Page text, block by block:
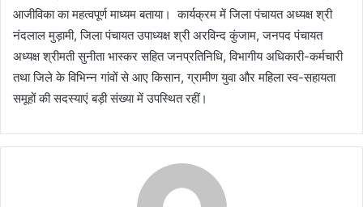
आजीविका का महत्वपूर्ण माध्यम बताया। कार्यक्रम में जिला पंचायत अध्यक्ष श्री
नंदलाल मुड़ामी, जिला पंचायत उपाध्यक्ष श्री अरविन्द कुंजाम, जनपद पंचायत
अध्यक्ष श्रीमती सुनीता भास्कर सहित जनप्रतिनिधि, विभागीय अधिकारी-कर्मचारी
तथा जिले के विभिन्न गांवों से आए किसान, ग्रामीण युवा और महिला स्व-सहायता
समूहों की सदस्याएं बड़ी संख्या में उपस्थित रहीं।